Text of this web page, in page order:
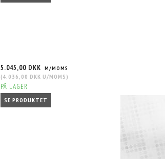
5.045,00 DKK M/MOMS
(4.036,00 DKK U/MOMS )
PÅ LAGER
SE PRODUKTET